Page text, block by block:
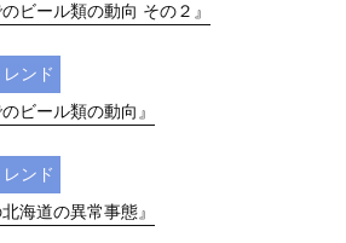
ビール類の動向 その２』
レンド
ビール類の動向』
レンド
海道の異常事態』